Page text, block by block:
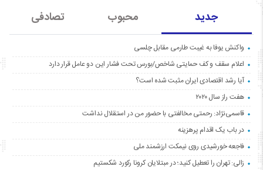
جدید محبوب تصادفی
واکنش یوفا به غیبت طارمی مقابل چلسی
اعلام سقف و کف حمایتی شاخص/بورس تحت فشار این دو عامل قرار دارد
آیا رشد اقتصادی ایران مثبت شده است؟
هفت راز سال ۲۰۲۰
قاسمی‌نژاد: رحمتی مخالفتی با حضور من در استقلال نداشت
در باب یک اقدام پرهزینه
فاجعه خورشیدی روی نیمکت ارزشمند ملی
زالی: تهران را تعطیل کنید؛ در مبتلایان کرونا رکورد شکستیم